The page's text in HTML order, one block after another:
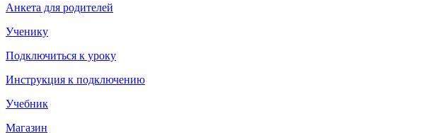
Анкета для родителей
Ученику
Подключиться к уроку
Инструкция к подключению
Учебник
Магазин